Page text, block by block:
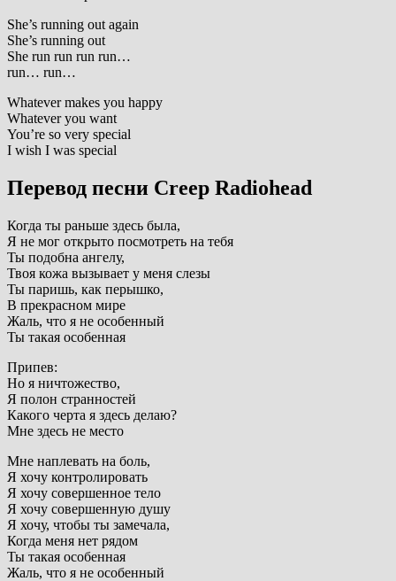
She’s running out again
She’s running out
She run run run run…
run… run…
Whatever makes you happy
Whatever you want
You’re so very special
I wish I was special
Перевод песни Creep Radiohead
Когда ты раньше здесь была,
Я не мог открыто посмотреть на тебя
Ты подобна ангелу,
Твоя кожа вызывает у меня слезы
Ты паришь, как перышко,
В прекрасном мире
Жаль, что я не особенный
Ты такая особенная
Припев:
Но я ничтожество,
Я полон странностей
Какого черта я здесь делаю?
Мне здесь не место
Мне наплевать на боль,
Я хочу контролировать
Я хочу совершенное тело
Я хочу совершенную душу
Я хочу, чтобы ты замечала,
Когда меня нет рядом
Ты такая особенная
Жаль, что я не особенный